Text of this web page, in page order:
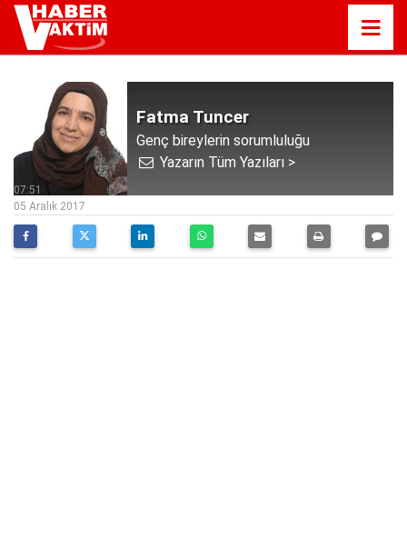
Fatma Tuncer
Genç bireylerin sorumluluğu
Yazarın Tüm Yazıları >
07:51
05 Aralık 2017